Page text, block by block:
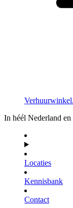
In héél Nederland
Locaties
Kennisbank
Contact